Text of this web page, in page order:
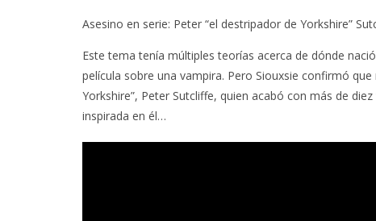
Asesino en serie: Peter “el destripador de Yorkshire”
Este tema tenía múltiples teorías acerca de dónde
película sobre una vampira. Pero Siouxsie confirmó
Yorkshire”, Peter Sutcliffe, quien acabó con más de
inspirada en él…